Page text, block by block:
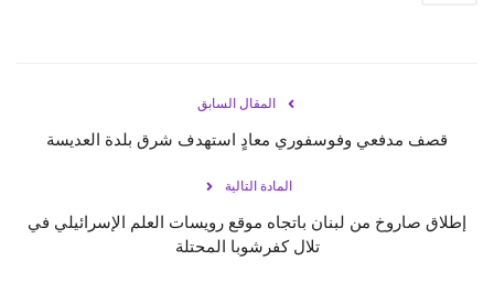
المقال السابق
قصف مدفعي وفوسفوري معادٍ استهدف شرق بلدة العديسة
المادة التالية
إطلاق صاروخ من ‎لبنان باتجاه موقع رويسات العلم الإسرائيلي في
تلال كفرشوبا المحتلة